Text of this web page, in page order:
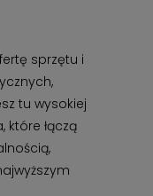
sprzętu i
tu wysokiej
które łączą